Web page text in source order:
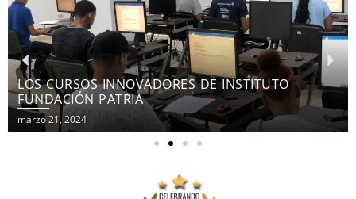
LOS CURSOS INNOVADORES DE INSTITUTO
FUNDACIÓN PATRIA
marzo 21, 2024